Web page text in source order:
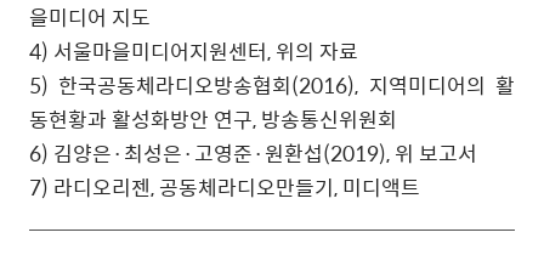
을미디어 지도
4) 서울마을미디어지원센터,위의 자료
5) 한국공동체라디오방송협회(2016), 지역미디어의 활
동현황과 활성화방안 연구,방송통신위원회
6) 김양은·최성은·고영준·원환섭(2019),위 보고서
7) 라디오리젠,공동체라디오만들기,미디액트